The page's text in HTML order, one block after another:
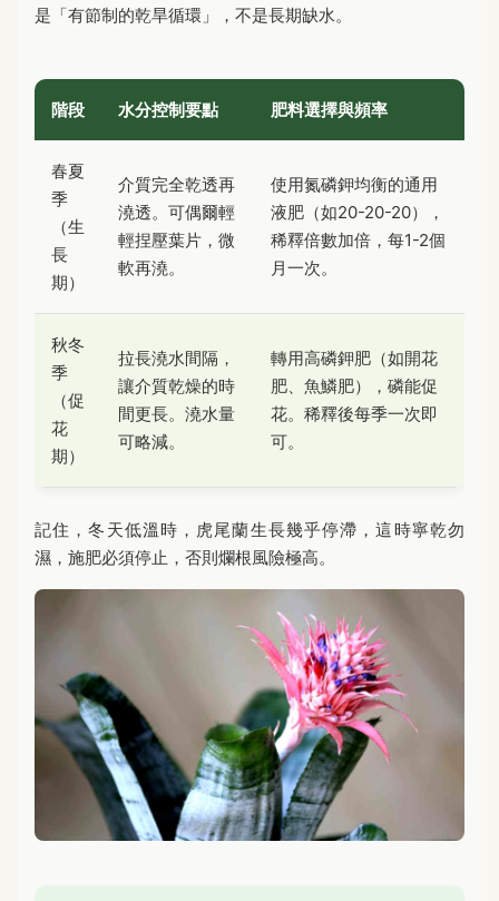
是「有節制的乾旱循環」，不是長期缺水。
階段 水分控制要點 肥料選擇與頻率
春夏
季
（生
長
期）
介質完全乾透再
澆透。可偶爾輕
輕捏壓葉片，微
軟再澆。
使用氮磷鉀均衡的通用
液肥（如20-20-20），
稀釋倍數加倍，每1-2個
月一次。
秋冬
季
（促
花
期）
拉長澆水間隔，
讓介質乾燥的時
間更長。澆水量
可略減。
轉用高磷鉀肥（如開花
肥、魚鱗肥），磷能促
花。稀釋後每季一次即
可。
記住，冬天低溫時，虎尾蘭生長幾乎停滯，這時寧乾勿
濕，施肥必須停止，否則爛根風險極高。